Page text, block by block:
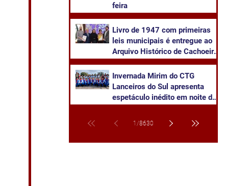
feira
Livro de 1947 com primeiras
leis municipais é entregue ao
Arquivo Histórico de Cachoeira
Invernada Mirim do CTG
Lanceiros do Sul apresenta
espetáculo inédito em noite de
1 /8630